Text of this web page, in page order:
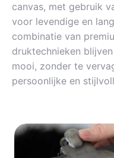
canvas, met gebruik
voor levendige en
combinatie van
druktechnieken
mooi, zonder te
persoonlijke en